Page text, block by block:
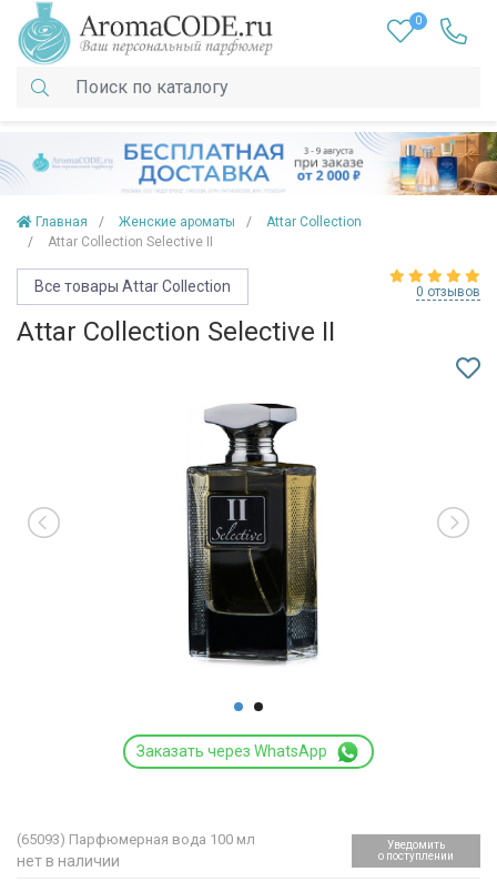
0
Главная Женские ароматы
Attar Collection
Attar Collection Selective II
Все товары Attar Collection 0 отзывов
Attar Collection Selective II
Заказать через WhatsApp
(65093) Парфюмерная вода 100 мл
нет в наличии
Уведомить
о поступлении